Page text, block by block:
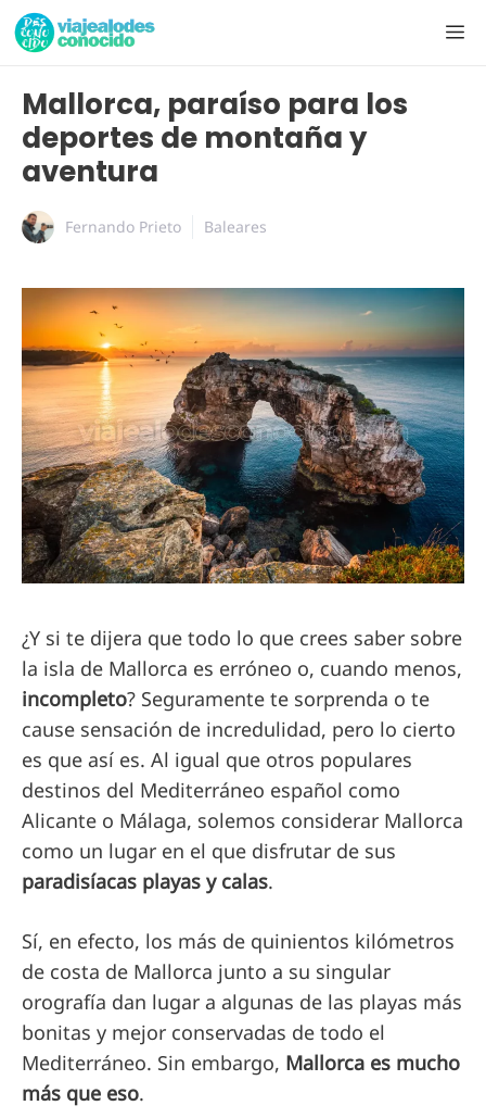
Mallorca, paraíso para los
deportes de montaña y
aventura
Fernando Prieto Baleares
¿Y si te dijera que todo lo que crees saber sobre
la isla de Mallorca es erróneo o, cuando menos,
incompleto? Seguramente te sorprenda o te
cause sensación de incredulidad, pero lo cierto
es que así es. Al igual que otros populares
destinos del Mediterráneo español como
Alicante o Málaga, solemos considerar Mallorca
como un lugar en el que disfrutar de sus
paradisíacas playas y calas.
Sí, en efecto, los más de quinientos kilómetros
de costa de Mallorca junto a su singular
orografía dan lugar a algunas de las playas más
bonitas y mejor conservadas de todo el
Mediterráneo. Sin embargo, Mallorca es mucho
más que eso.